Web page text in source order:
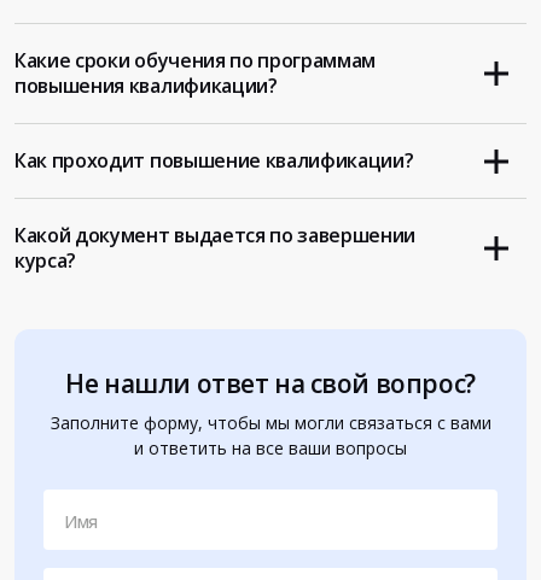
Не нашли ответ на свой вопрос?
Заполните форму, чтобы мы могли связаться с вами
и ответить на все ваши вопросы
Имя
Какие сроки обучения по программам
повышения квалификации?
Как проходит повышение квалификации?
Какой документ выдается по завершении
курса?